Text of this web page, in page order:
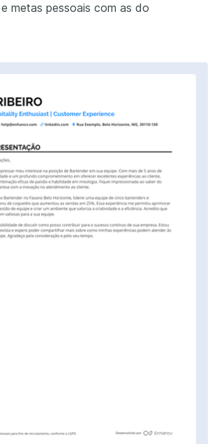
metas pessoais com as do